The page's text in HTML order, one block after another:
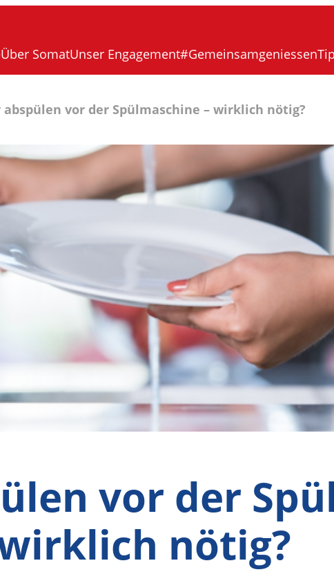
Über SomatUnser Engagement#Gemeinsamgeniessen
abspülen vor der Spülmaschine – wirklich nötig?
vor der
nötig?